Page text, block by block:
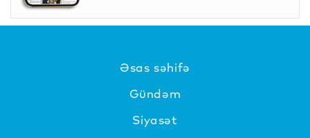
Əsas səhifə
Gündəm
Siyasət